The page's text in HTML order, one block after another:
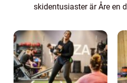
skidentusiaster är Åre en
finns möjligheten att hyra